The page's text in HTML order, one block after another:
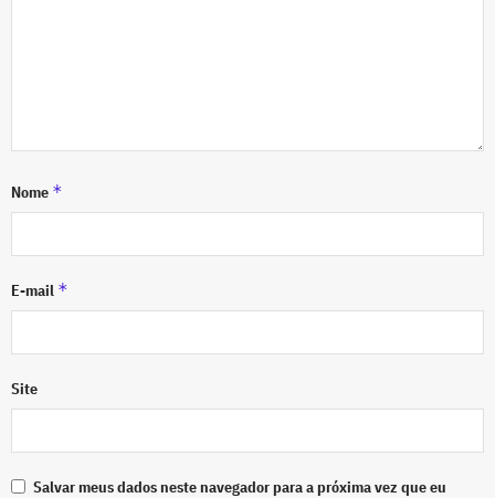
Nome *
E-mail *
Site
Salvar meus dados neste navegador para a próxima vez que eu